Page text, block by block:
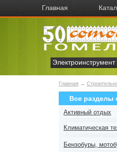
Главная
Электроинструмент
Главная →
Все разделы
Активный отдых
Климатическая
Бензобуры,